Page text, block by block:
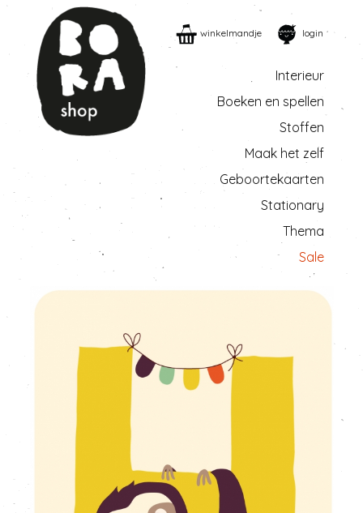
winkelmandje login
Interieur
Boeken en spellen
Stoffen
Maak het zelf
Geboortekaarten
Stationary
Thema
Sale